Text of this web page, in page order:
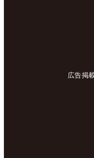
広告掲